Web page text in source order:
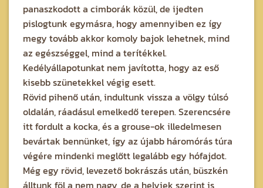
panaszkodott a cimborák közül, de ijedten
pislogtunk egymásra, hogy amennyiben ez így
megy tovább akkor komoly bajok lehetnek, mind
az egészséggel, mind a terítékkel.
Kedélyállapotunkat nem javította, hogy az eső
kisebb szünetekkel végig esett.
Rövid pihenő után, indultunk vissza a völgy túlsó
oldalán, ráadásul emelkedő terepen. Szerencsére
itt fordult a kocka, és a grouse-ok illedelmesen
bevártak bennünket, így az újabb háromórás túra
végére mindenki meglőtt legalább egy hófajdot.
Még egy rövid, levezető bokrászás után, büszkén
álltunk föl a nem nagy, de a helyiek szerint is